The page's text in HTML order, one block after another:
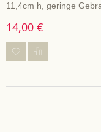
11,4cm h, geringe
14,00 €